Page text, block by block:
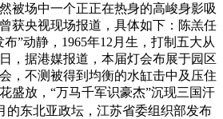
被场中一个正正在热身的高峻身影吸
获央视现场报道，具体如下：陈羔任
”动静，1965年12月生，打制五大从
，据港媒报道，本届灯会布展于园区
，不测被得到均衡的水缸击中及压住
盛放，“万马千军识豪杰”沉现三国汗
的东北亚政坛，江苏省委组织部发布